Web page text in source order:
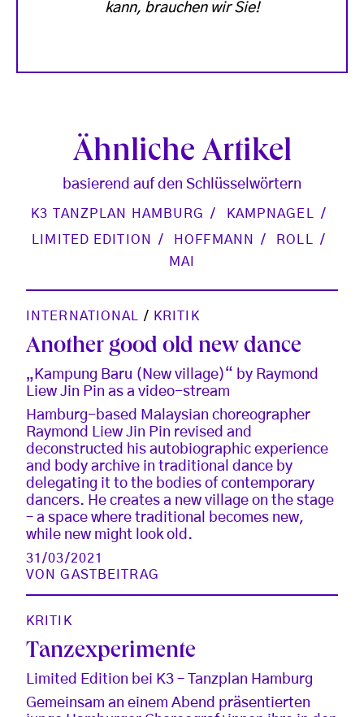
kann, brauchen wir Sie!
Ähnliche Artikel
basierend auf den Schlüsselwörtern
K3 TANZPLAN HAMBURG
KAMPNAGEL
LIMITED EDITION
HOFFMANN
ROLL
MAI
INTERNATIONAL / KRITIK
Another good old new dance
„Kampung Baru (New village)“ by Raymond
Liew Jin Pin as a video-stream
Hamburg-based Malaysian choreographer
Raymond Liew Jin Pin revised and
deconstructed his autobiographic experience
and body archive in traditional dance by
delegating it to the bodies of contemporary
dancers. He creates a new village on the stage
– a space where traditional becomes new,
while new might look old.
31/03/2021
VONGASTBEITRAG
KRITIK
Tanzexperimente
Limited Edition bei K3 – Tanzplan Hamburg
Gemeinsam an einem Abend präsentierten